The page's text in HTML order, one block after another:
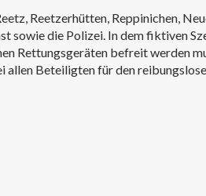
Reetzerhütten, Reppinichen,
sowie die Polizei. In dem fiktiven
Rettungsgeräten befreit werden
allen Beteiligten für den